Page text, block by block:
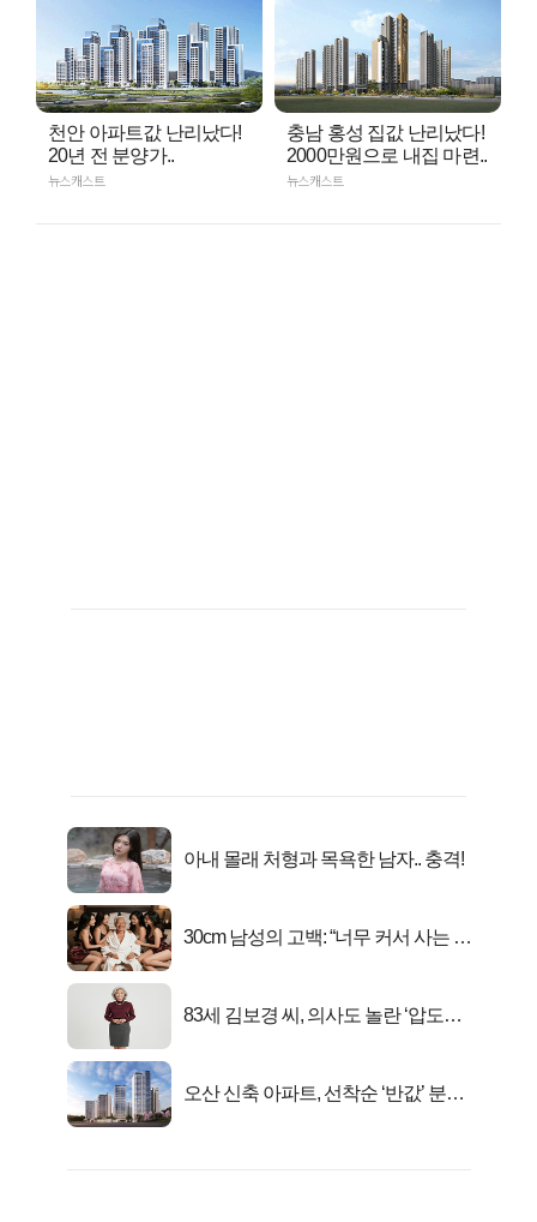
천안 아파트값 난리났다!
20년 전 분양가..
뉴스캐스트
충남 홍성 집값 난리났다!
2000만원으로 내집 마련..
뉴스캐스트
아내 몰래 처형과 목욕한 남자.. 충격!
30cm 남성의 고백: “너무 커서 사는 게
83세 김보경 씨, 의사도 놀란 ‘압도적
오산 신축 아파트, 선착순 ‘반값’ 분양